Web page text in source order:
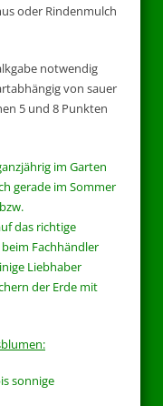
oder Rindenmulch
notwendig
von sauer
5 und 8 Punkten
im Garten
gerade im Sommer
das richtige
Fachhändler
Liebhaber
der Erde mit
sonnige